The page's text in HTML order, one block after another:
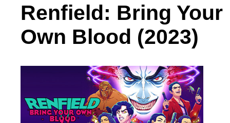
Renfield: Bring Your
Own Blood (2023)